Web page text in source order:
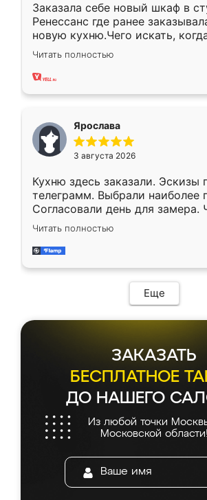
Заказала себе новый шкаф в
Ренессанс где ранее
новую кухню.Чего искать,
вполне довольна. Служит
два года, нареканий нет.
Читать полностью
Ярослава
3 августа 2026
Кухню здесь заказали. Эскизы
телеграмм. Выбрали наиболее
Согласовали день для замера.
недели кухня была уже готова.
довольны работой. Спасибо
мебель за качественную работу!
Читать полностью
Еще
ЗАКАЗАТЬ
БЕСПЛАТНОЕ
ДО НАШЕГО
Из любой точки
Московской области!